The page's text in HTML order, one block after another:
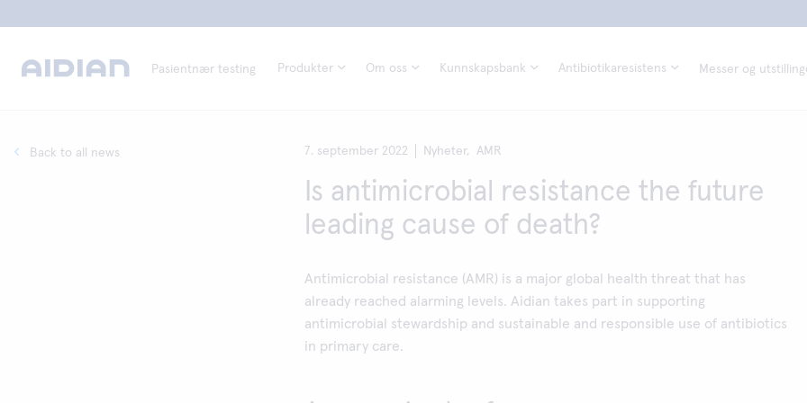
Pasientnær testing Produkter Om oss Kunnskapsbank Antibiotikaresistens Messer og
Back to all news 7. september 2022 Nyheter, AMR
Is antimicrobial resistance the future
leading cause of death?
Antimicrobial resistance (AMR) is a major global health threat that has
already reached alarming levels. Aidian takes part in supporting
antimicrobial stewardship and sustainable and responsible use of antibiotics
in primary care.